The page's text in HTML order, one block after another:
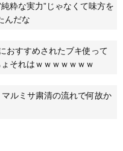
粋な実力”じゃなくて味方を
んだな
おすすめされたブキ使って
それはｗｗｗｗｗｗｗ
マルミサ粛清の流れで何故か